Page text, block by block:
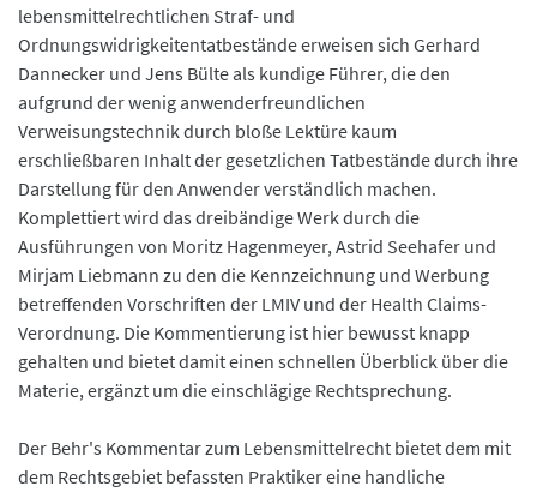
lebensmittelrechtlichen Straf- und
Ordnungswidrigkeitentatbestände erweisen sich Gerhard
Dannecker und Jens Bülte als kundige Führer, die den
aufgrund der wenig anwenderfreundlichen
Verweisungstechnik durch bloße Lektüre kaum
erschließbaren Inhalt der gesetzlichen Tatbestände durch ihre
Darstellung für den Anwender verständlich machen.
Komplettiert wird das dreibändige Werk durch die
Ausführungen von Moritz Hagenmeyer, Astrid Seehafer und
Mirjam Liebmann zu den die Kennzeichnung und Werbung
betreffenden Vorschriften der LMIV und der Health Claims-
Verordnung. Die Kommentierung ist hier bewusst knapp
gehalten und bietet damit einen schnellen Überblick über die
Materie, ergänzt um die einschlägige Rechtsprechung.
Der Behr's Kommentar zum Lebensmittelrecht bietet dem mit
dem Rechtsgebiet befassten Praktiker eine handliche